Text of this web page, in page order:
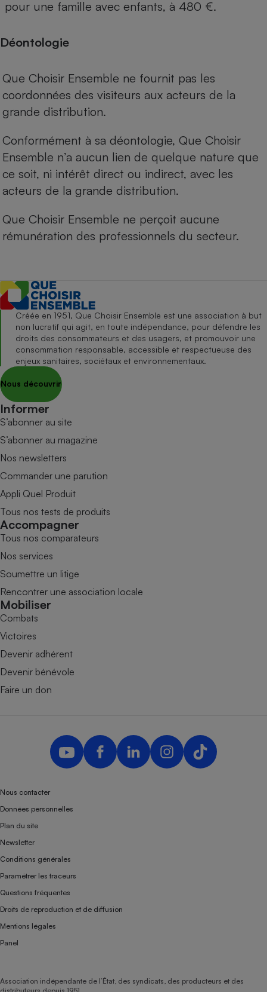
pour une famille avec enfants, à 480 €.
Déontologie
Que Choisir Ensemble ne fournit pas les
coordonnées des visiteurs aux acteurs de la
grande distribution.
Conformément à sa déontologie, Que Choisir
Ensemble n’a aucun lien de quelque nature que
ce soit, ni intérêt direct ou indirect, avec les
acteurs de la grande distribution.
Que Choisir Ensemble ne perçoit aucune
rémunération des professionnels du secteur.
Créée en 1951, Que Choisir Ensemble est une association à but
non lucratif qui agit, en toute indépendance, pour défendre les
droits des consommateurs et des usagers, et promouvoir une
consommation responsable, accessible et respectueuse des
enjeux sanitaires, sociétaux et environnementaux.
Nous découvrir
Informer
S’abonner au site
S’abonner au magazine
Nos newsletters
Commander une parution
Appli Quel Produit
Tous nos tests de produits
Accompagner
Tous nos comparateurs
Nos services
Soumettre un litige
Rencontrer une association locale
Mobiliser
Combats
Victoires
Devenir adhérent
Devenir bénévole
Faire un don
Nous contacter
Données personnelles
Plan du site
Newsletter
Conditions générales
Paramétrer les traceurs
Questions fréquentes
Droits de reproduction et de diffusion
Mentions légales
Panel
Association indépendante de l’État, des syndicats, des producteurs et des